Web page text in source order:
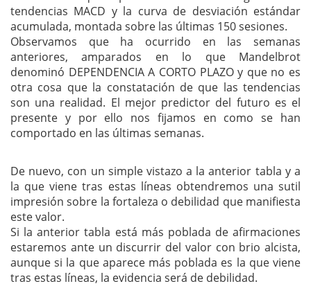
tendencias MACD y la curva de desviación estándar
acumulada, montada sobre las últimas 150 sesiones.
Observamos que ha ocurrido en las semanas
anteriores, amparados en lo que Mandelbrot
denominó DEPENDENCIA A CORTO PLAZO y que no es
otra cosa que la constatación de que las tendencias
son una realidad. El mejor predictor del futuro es el
presente y por ello nos fijamos en como se han
comportado en las últimas semanas.
De nuevo, con un simple vistazo a la anterior tabla y a
la que viene tras estas líneas obtendremos una sutil
impresión sobre la fortaleza o debilidad que manifiesta
este valor.
Si la anterior tabla está más poblada de afirmaciones
estaremos ante un discurrir del valor con brio alcista,
aunque si la que aparece más poblada es la que viene
tras estas líneas, la evidencia será de debilidad.